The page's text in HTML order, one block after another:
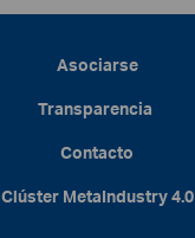
Asociarse
Transparencia
Contacto
Clúster MetaIndustry4.0